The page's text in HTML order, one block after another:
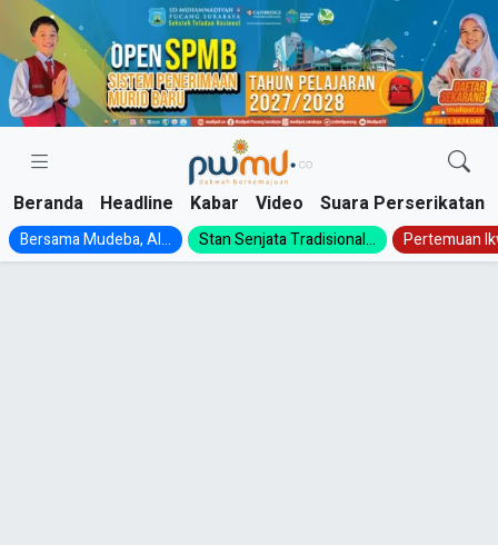
Skip
content
Beranda Headline Kabar Video Suara Perserikatan
Bersama Mudeba, Al... Stan Senjata Tradisional... Pertemuan